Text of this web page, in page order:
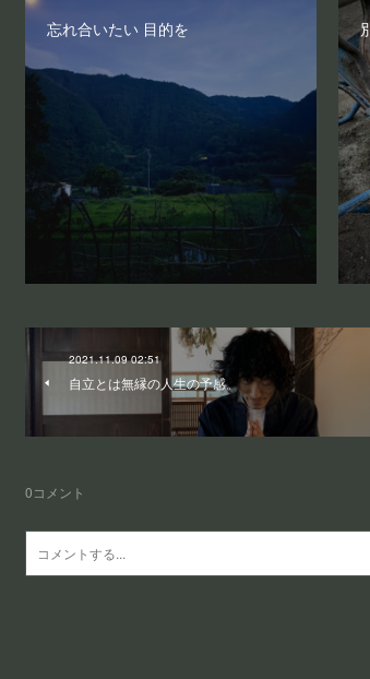
忘れ合いたい 目的を
2021.11.09 02:51
自立とは無縁の人生の予感。
0コメント